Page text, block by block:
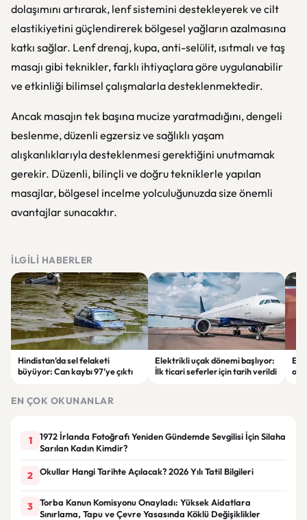
dolaşımını artırarak, lenf sistemini destekleyerek ve cilt
elastikiyetini güçlendirerek bölgesel yağların azalmasına
katkı sağlar. Lenf drenaj, kupa, anti-selülit, ısıtmalı ve taş
masajı gibi teknikler, farklı ihtiyaçlara göre uygulanabilir
ve etkinliği bilimsel çalışmalarla desteklenmektedir.
Ancak masajın tek başına mucize yaratmadığını, dengeli
beslenme, düzenli egzersiz ve sağlıklı yaşam
alışkanlıklarıyla desteklenmesi gerektiğini unutmamak
gerekir. Düzenli, bilinçli ve doğru tekniklerle yapılan
masajlar, bölgesel incelme yolculuğunuzda size önemli
avantajlar sunacaktır.
İLGILI HABERLER
Hindistan’da sel felaketi
büyüyor: Can kaybı 97’ye çıktı
Elektrikli uçak dönemi başlıyor:
İlk ticari seferler için tarih verildi
EN ÇOK OKUNANLAR
1
1972 İrlanda Fotoğrafı Yeniden Gündemde Sevgilisi İçin Silaha
Sarılan Kadın Kimdir?
2 Okullar Hangi Tarihte Açılacak? 2026 Yılı Tatil Bilgileri
3
Torba Kanun Komisyonu Onayladı: Yüksek Aidatlara
Sınırlama, Tapu ve Çevre Yasasında Köklü Değişiklikler